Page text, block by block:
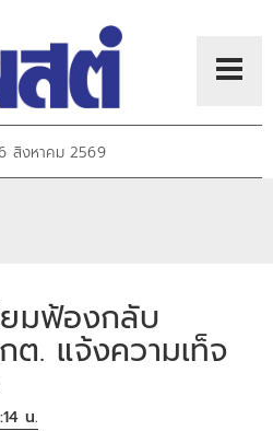
สิงหาคม 2569
ยมฟ้องกลับ
. แจ้งความเท็จ
น.